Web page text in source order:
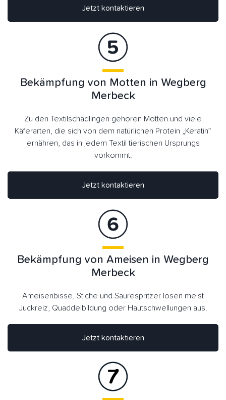
Jetzt kontaktieren
Bekämpfung von Motten in Wegberg
Merbeck
Zu den Textilschädlingen gehören Motten und viele
Käferarten, die sich von dem natürlichen Protein „Keratin“
ernähren, das in jedem Textil tierischen Ursprungs
vorkommt.
Jetzt kontaktieren
Jetzt kontaktieren
Bekämpfung von Ameisen in Wegberg
Merbeck
Ameisenbisse, Stiche und Säurespritzer lösen meist
Juckreiz, Quaddelbildung oder Hautschwellungen aus.